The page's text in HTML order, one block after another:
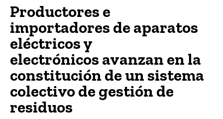
Productores e
importadores de aparatos
eléctricos y
electrónicos avanzan en la
constitución de un sistema
colectivo de gestión de
residuos